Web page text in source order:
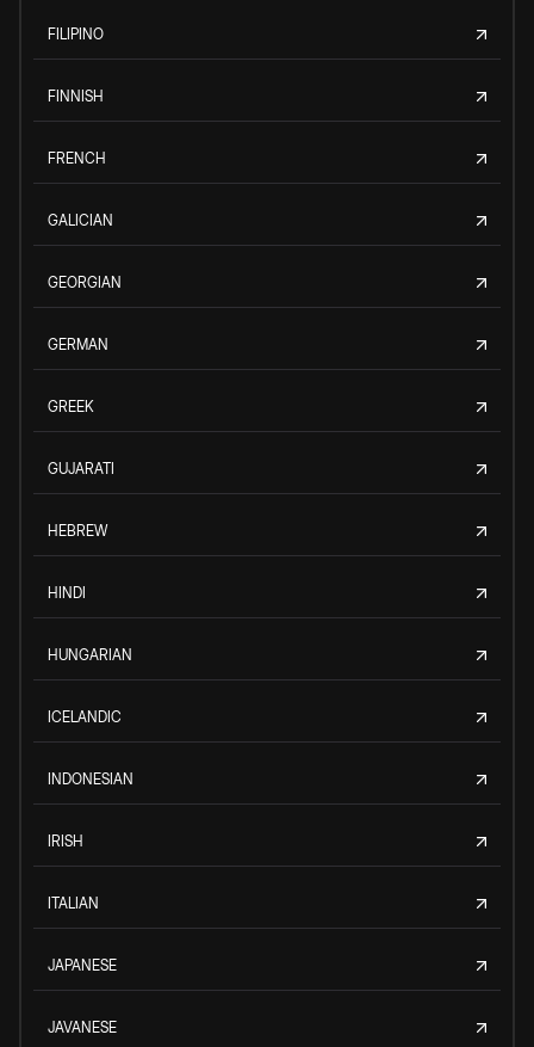
FILIPINO
FINNISH
FRENCH
GALICIAN
GEORGIAN
GERMAN
GREEK
GUJARATI
HEBREW
HINDI
HUNGARIAN
ICELANDIC
INDONESIAN
IRISH
ITALIAN
JAPANESE
JAVANESE